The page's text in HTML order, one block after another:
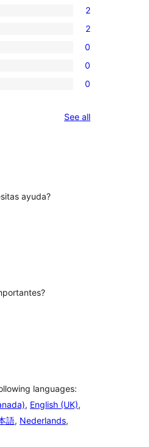
2
2
0
0
0
See allreviews
ayuda?
languages:
, English (UK),
語, Nederlands,